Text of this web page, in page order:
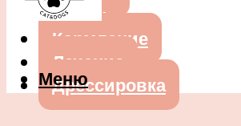
Кошки
Кормление
Лечение
Дрессировка
Меню